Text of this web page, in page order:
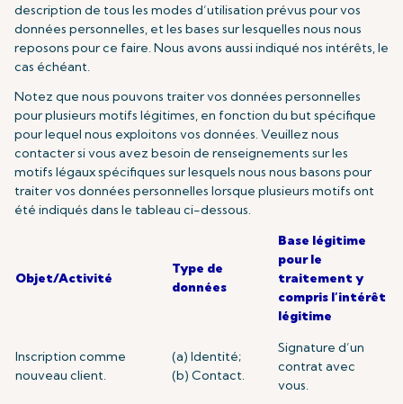
description de tous les modes d’utilisation prévus pour vos
données personnelles, et les bases sur lesquelles nous nous
reposons pour ce faire. Nous avons aussi indiqué nos intérêts, le
cas échéant.
Notez que nous pouvons traiter vos données personnelles
pour plusieurs motifs légitimes, en fonction du but spécifique
pour lequel nous exploitons vos données. Veuillez nous
contacter si vous avez besoin de renseignements sur les
motifs légaux spécifiques sur lesquels nous nous basons pour
traiter vos données personnelles lorsque plusieurs motifs ont
été indiqués dans le tableau ci-dessous.
Objet/Activité
Type de
données
Base légitime
pour le
traitement y
compris l’intérêt
légitime
Inscription comme
nouveau client.
(a) Identité;
(b) Contact.
Signature d’un
contrat avec
vous.